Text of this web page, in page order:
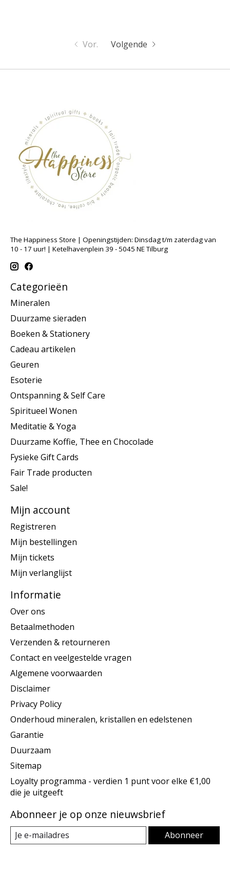
Vor. Volgende
The Happiness Store | Openingstijden: Dinsdag t/m zaterdag van
10 - 17 uur! | Ketelhavenplein 39 - 5045 NE Tilburg
Categorieën
Mineralen
Duurzame sieraden
Boeken & Stationery
Cadeau artikelen
Geuren
Esoterie
Ontspanning & Self Care
Spiritueel Wonen
Meditatie & Yoga
Duurzame Koffie, Thee en Chocolade
Fysieke Gift Cards
Fair Trade producten
Sale!
Mijn account
Registreren
Mijn bestellingen
Mijn tickets
Mijn verlanglijst
Informatie
Over ons
Betaalmethoden
Verzenden & retourneren
Contact en veelgestelde vragen
Algemene voorwaarden
Disclaimer
Privacy Policy
Onderhoud mineralen, kristallen en edelstenen
Garantie
Duurzaam
Sitemap
Loyalty programma - verdien 1 punt voor elke €1,00
die je uitgeeft
Abonneer je op onze nieuwsbrief
Abonneer